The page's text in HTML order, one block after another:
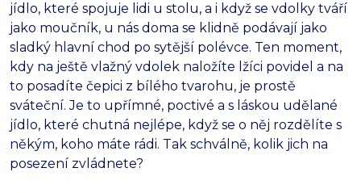
jídlo, které spojuje lidi u stolu, a i když se vdolky tváří
jako moučník, u nás doma se klidně podávají jako
sladký hlavní chod po sytější polévce. Ten moment,
kdy na ještě vlažný vdolek naložíte lžíci povidel a na
to posadíte čepici z bílého tvarohu, je prostě
sváteční. Je to upřímné, poctivé a s láskou udělané
jídlo, které chutná nejlépe, když se o něj rozdělíte s
někým, koho máte rádi. Tak schválně, kolik jich na
posezení zvládnete?